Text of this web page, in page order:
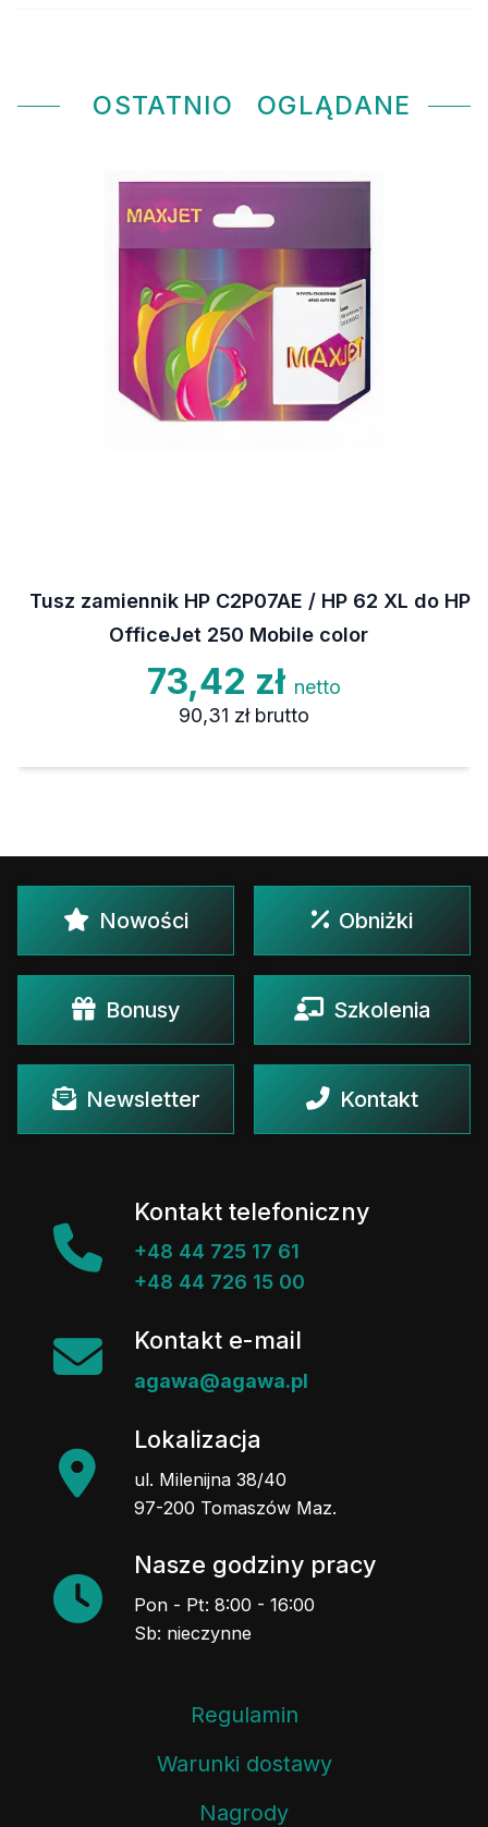
OSTATNIO OGLĄDANE
Tusz zamiennik HP C2P07AE / HP 62 XL do HP
OfficeJet 250 Mobile color
73,42 zł netto
90,31 zł brutto
Nowości Obniżki
Bonusy Szkolenia
Newsletter Kontakt
Kontakt telefoniczny
+48 44 725 17 61
+48 44 726 15 00
Kontakt e-mail
agawa@agawa.pl
Lokalizacja
ul. Milenijna 38/40
97-200 Tomaszów Maz.
Nasze godziny pracy
Pon - Pt: 8:00 - 16:00
Sb: nieczynne
Regulamin
Warunki dostawy
Nagrody